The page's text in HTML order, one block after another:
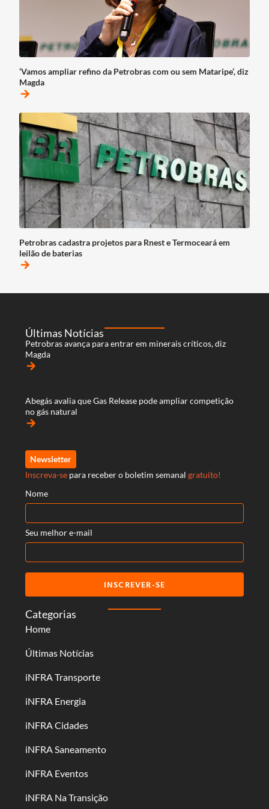
‘Vamos ampliar refino da Petrobras com ou sem Mataripe’, diz
Magda
arrow_forward
Petrobras cadastra projetos para Rnest e Termoceará em
leilão de baterias
arrow_forward
Categorias
Home
Últimas Notícias
iNFRA Transporte
iNFRA Energia
iNFRA Cidades
iNFRA Saneamento
iNFRA Eventos
iNFRA Na Transição
Últimas Notícias
Petrobras avança para entrar em minerais críticos, diz
Magda
arrow_forward
Abegás avalia que Gas Release pode ampliar competição
no gás natural
arrow_forward
Newsletter
Inscreva-se para receber o boletim semanal gratuito!
Nome
Seu melhor e-mail
INSCREVER-SE